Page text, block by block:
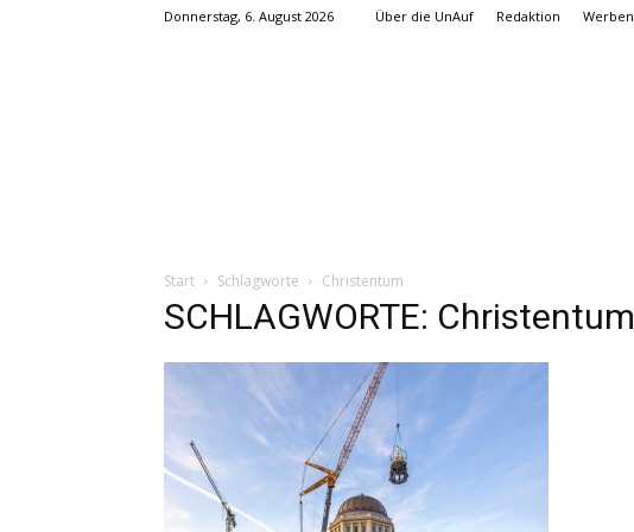
Donnerstag, 6. August 2026 Über die UnAuf Redaktion Werben
Start Schlagworte Christentum
SCHLAGWORTE: Christentum